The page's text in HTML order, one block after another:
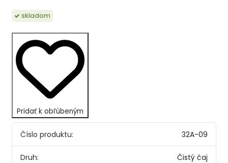
skladom
Pridať k obľúbeným
Číslo produktu: 32A-09
Druh: Čistý čaj